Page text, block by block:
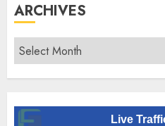
ARCHIVES
Archives
Live